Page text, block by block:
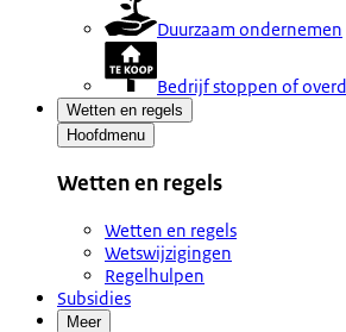
Duurzaam ondernemen
Bedrijf stoppen of
Wetten en regels
Hoofdmenu
Wetten en regels
Wetten en regels
Wetswijzigingen
Regelhulpen
Subsidies
Meer